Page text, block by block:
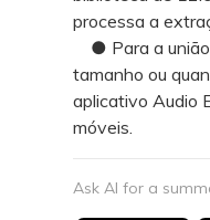
processa a
● Para a união
tamanho ou
aplicativo Audio
móveis.
Ask AI for a